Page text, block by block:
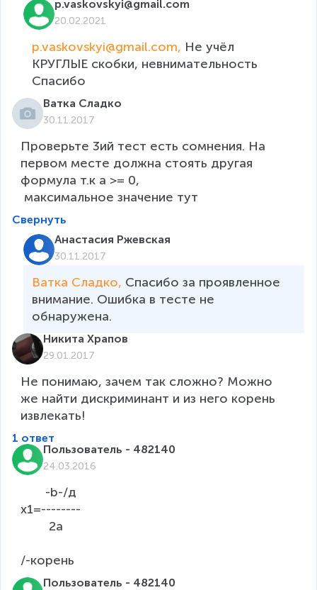
p.vaskovskyi@gmail.com
20.02.2021
p.vaskovskyi@gmail.com, Не учёл
КРУГЛЫЕ скобки, невнимательность
Спасибо
Ватка Сладко
30.11.2017
Проверьте 3ий тест есть сомнения. На
первом месте должна стоять другая
формула т.к a >= 0,
максимальное значение тут
Свернуть
Анастасия Ржевская
30.11.2017
Ватка Сладко, Спасибо за проявленное
внимание. Ошибка в тесте не
обнаружена.
Никита Храпов
29.01.2017
Не понимаю, зачем так сложно? Можно
же найти дискриминант и из него корень
извлекать!
1 ответ
Пользователь - 482140
24.03.2016
x1=--------
Пользователь - 482140